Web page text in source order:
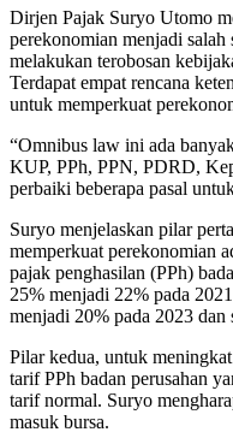
Dirjen Pajak Suryo Utomo
perekonomian menjadi salah
melakukan terobosan
Terdapat empat rencana
untuk memperkuat
“Omnibus law ini ada
KUP, PPh, PPN, PDRD,
perbaiki beberapa pasal
Suryo menjelaskan pilar
memperkuat perekonomian
pajak penghasilan (PPh)
25% menjadi 22% pada
menjadi 20% pada 2023 dan
Pilar kedua, untuk
tarif PPh badan perusahan
tarif normal. Suryo
masuk bursa.